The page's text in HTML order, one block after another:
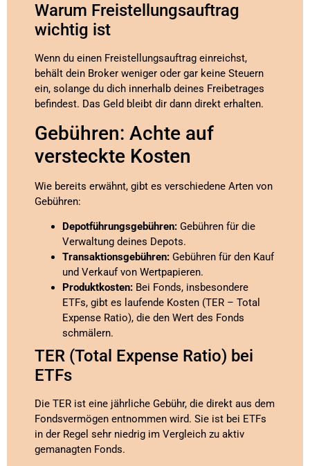
Warum Freistellungsauftrag
wichtig ist
Wenn du einen Freistellungsauftrag einreichst,
behält dein Broker weniger oder gar keine Steuern
ein, solange du dich innerhalb deines Freibetrages
befindest. Das Geld bleibt dir dann direkt erhalten.
Gebühren: Achte auf
versteckte Kosten
Wie bereits erwähnt, gibt es verschiedene Arten von
Gebühren:
Depotführungsgebühren: Gebühren für die
Verwaltung deines Depots.
Transaktionsgebühren: Gebühren für den Kauf
und Verkauf von Wertpapieren.
Produktkosten: Bei Fonds, insbesondere
ETFs, gibt es laufende Kosten (TER – Total
Expense Ratio), die den Wert des Fonds
schmälern.
TER (Total Expense Ratio) bei
ETFs
Die TER ist eine jährliche Gebühr, die direkt aus dem
Fondsvermögen entnommen wird. Sie ist bei ETFs
in der Regel sehr niedrig im Vergleich zu aktiv
gemanagten Fonds.